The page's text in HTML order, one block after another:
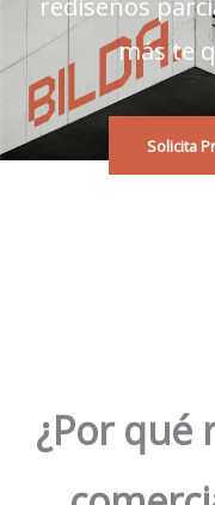
rediseños
más te
Solicita
¿Por qué